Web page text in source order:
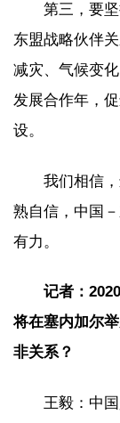
第三，要
东盟战略伙伴
减灾、气候变
发展合作年，
设。
我们相信
熟自信，中国
有力。
记者：
将在塞内加尔
非关系？
王毅：中